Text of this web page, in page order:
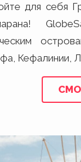
для себя
Кефалинии,